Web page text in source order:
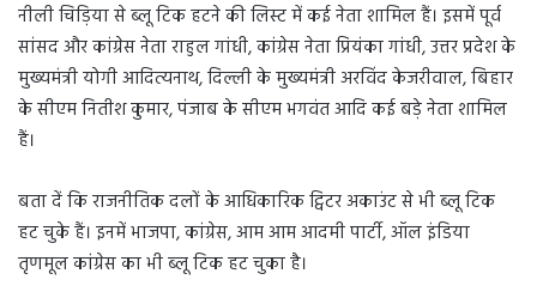
नीली चिड़िया से ब्लू टिक हटने की लिस्ट में कई नेता शामिल हैं। इसमें पूर्व
सांसद और कांग्रेस नेता राहुल गांधी, कांग्रेस नेता प्रियंका गांधी, उत्तर प्रदेश के
मुख्यमंत्री योगी आदित्यनाथ, दिल्ली के मुख्यमंत्री अरविंद केजरीवाल, बिहार
के सीएम नितीश कुमार, पंजाब के सीएम भगवंत आदि कई बड़े नेता शामिल
हैं।
बता दें कि राजनीतिक दलों के आधिकारिक ट्विटर अकाउंट से भी ब्लू टिक
हट चुके हैं। इनमें भाजपा, कांग्रेस, आम आम आदमी पार्टी, ऑल इंडिया
तृणमूल कांग्रेस का भी ब्लू टिक हट चुका है।